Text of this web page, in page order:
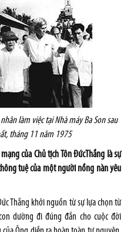
làm việc tại Nhà máy Ba Son sau
tháng 11 năm 1975
của Chủ tịch Tôn ĐứcThắng là sự
tuệ của một người nồng nàn yêu
Thắng khởi nguồn từ sự lựa chọn từ
dường đi đúng đắn cho cuộc đời